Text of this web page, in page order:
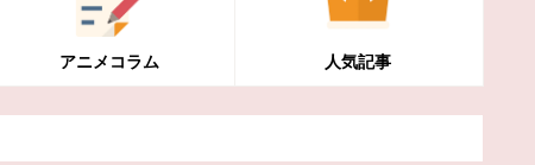
アニメコラム 人気記事